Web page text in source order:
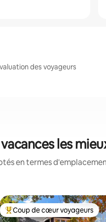
des voyageurs
les
en termes
Coups de cœur voyageurs les
Coup de cœur voyageurs